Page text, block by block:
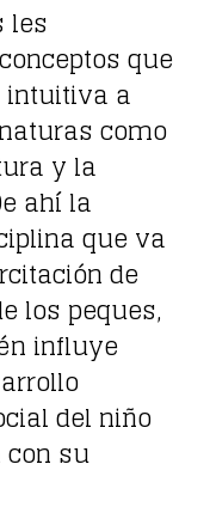
les
que
intuitiva a
como
y la
ahí la
que va
de
los peques,
influye
del niño
su